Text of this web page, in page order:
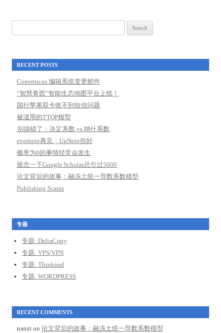
for:
RECENT POSTS
Copernicus 编辑系统变更邮件
“智慧青西”智能生态地图平台上线！
国行苹果双卡收不到短信问题
被滥用的TTOP模型
别搞错了：决定系数 vs 纳什系数
evernote再见；UpNote你好
概率为0的事情经常会发生
留念一下Google Scholar总引过5000
论文背后的故事：融冻土统一导数系数模型
Publishing Scams
专题
专题: DeltaCopy
专题: VPS/VPN
专题: Thinkpad
专题: WORDPRESS
RECENT COMMENTS
nanzt on 论文背后的故事：融冻土统一导数系数模型